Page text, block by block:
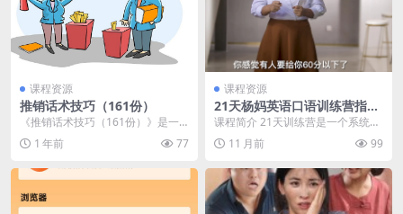
课程资源
推销话术技巧（161份）
《推销话术技巧（161份）》是一
套实战性强的销售沟通秘籍，包含1
61种精炼有效的...
1 年前 77
课程资源
21天杨妈英语口语训练营指导
版+分级版（原版完结）
课程简介 21天训练营是一个系统化
的口语学习课程，分为“指导课”和
“分级课”两部...
11 月前 99